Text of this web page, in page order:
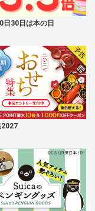
日30日は本の日
2027